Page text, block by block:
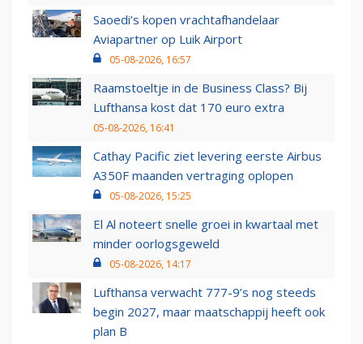
Saoedi’s kopen vrachtafhandelaar
Aviapartner op Luik Airport
05-08-2026, 16:57
Raamstoeltje in de Business Class? Bij
Lufthansa kost dat 170 euro extra
05-08-2026, 16:41
Cathay Pacific ziet levering eerste Airbus
A350F maanden vertraging oplopen
05-08-2026, 15:25
El Al noteert snelle groei in kwartaal met
minder oorlogsgeweld
05-08-2026, 14:17
Lufthansa verwacht 777-9’s nog steeds
begin 2027, maar maatschappij heeft ook
plan B